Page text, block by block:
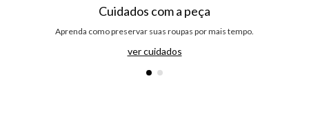
Cuidados com a peça
Aprenda como preservar suas roupas por mais tempo.
ver cuidados